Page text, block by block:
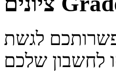
לגשת